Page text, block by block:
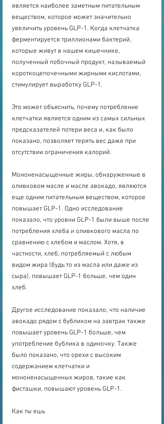
является наиболее заметным питательным
веществом, которое может значительно
увеличить уровень GLP-1. Когда клетчатка
ферментируется триллионами бактерий,
которые живут в нашем кишечнике,
полученный побочный продукт, называемый
короткоцепочечными жирными кислотами,
стимулирует выработку GLP-1.
Это может объяснить, почему потребление
клетчатки является одним из самых сильных
предсказателей потери веса и, как было
показано, позволяет терять вес даже при
отсутствии ограничения калорий.
Мононенасыщенные жиры, обнаруженные в
оливковом масле и масле авокадо, являются
еще одним питательным веществом, которое
повышает GLP-1. Одно исследование
показало, что уровни GLP-1 были выше после
потребления хлеба и оливкового масла по
сравнению с хлебом и маслом. Хотя, в
частности, хлеб, потребляемый с любым
видом жира (будь то из масла или даже из
сыра), повышает GLP-1 больше, чем один
хлеб.
Другое исследование показало, что наличие
авокадо рядом с бубликом на завтрак также
повышает уровень GLP-1 больше, чем
употребление бублика в одиночку. Также
было показано, что орехи с высоким
содержанием клетчатки и
мононенасыщенных жиров, такие как
фисташки, повышают уровень GLP-1.
Как ты ешь